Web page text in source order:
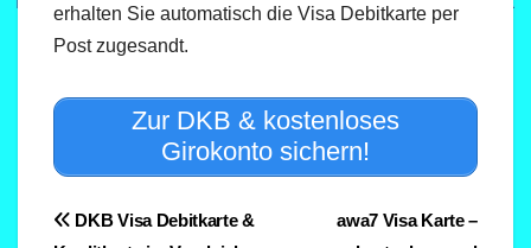
erhalten Sie automatisch die Visa Debitkarte per
Post zugesandt.
Zur DKB & kostenloses
Girokonto sichern!
Beitragsnavigationawa7 Visa Karte –
DKB Visa Debitkarte &